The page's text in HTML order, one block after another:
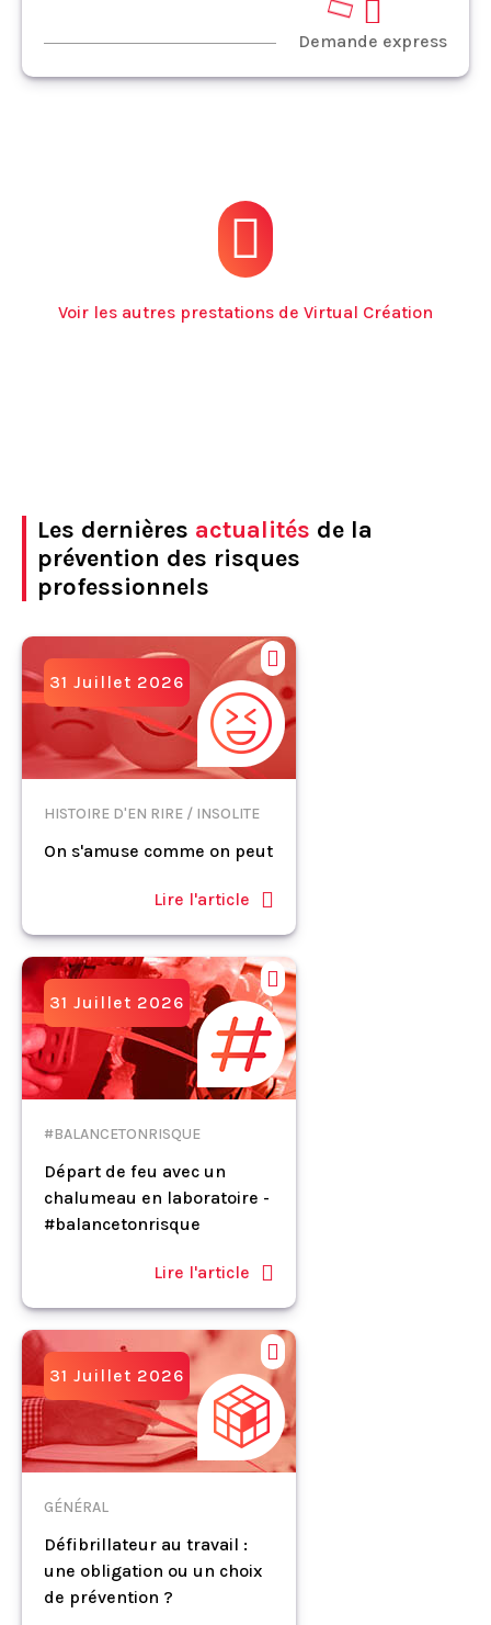
Demande express
Voir les autres prestations de Virtual Création
Les dernières actualités de la
prévention des risques
professionnels
31 Juillet 2026
HISTOIRE D'EN RIRE / INSOLITE
On s'amuse comme on peut
Lire l'article
31 Juillet 2026
#BALANCETONRISQUE
Départ de feu avec un
chalumeau en laboratoire -
#balancetonrisque
Lire l'article
31 Juillet 2026
GÉNÉRAL
Défibrillateur au travail :
une obligation ou un choix
de prévention ?